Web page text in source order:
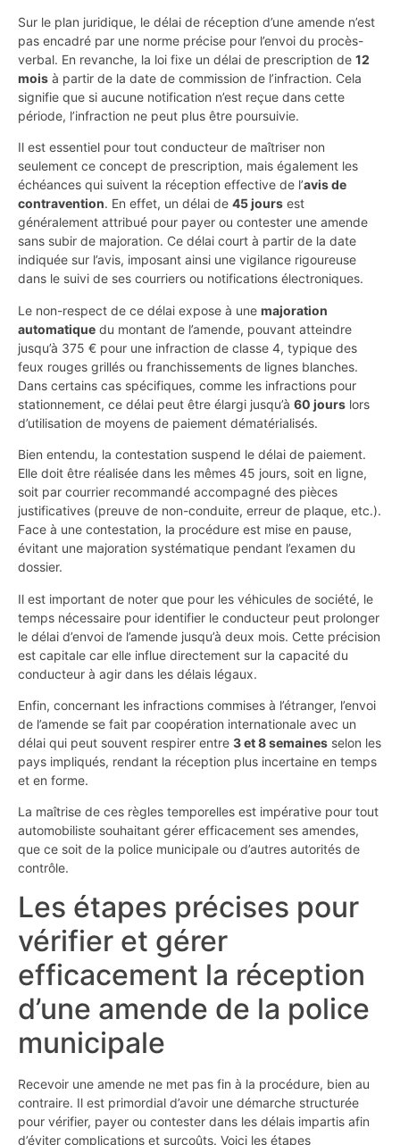
Sur le plan juridique, le délai de réception d’une amende n’est
pas encadré par une norme précise pour l’envoi du procès-
verbal. En revanche, la loi fixe un délai de prescription de 12
mois à partir de la date de commission de l’infraction. Cela
signifie que si aucune notification n’est reçue dans cette
période, l’infraction ne peut plus être poursuivie.
Il est essentiel pour tout conducteur de maîtriser non
seulement ce concept de prescription, mais également les
échéances qui suivent la réception effective de l’avis de
contravention. En effet, un délai de 45 jours est
généralement attribué pour payer ou contester une amende
sans subir de majoration. Ce délai court à partir de la date
indiquée sur l’avis, imposant ainsi une vigilance rigoureuse
dans le suivi de ses courriers ou notifications électroniques.
Le non-respect de ce délai expose à une majoration
automatique du montant de l’amende, pouvant atteindre
jusqu’à 375 € pour une infraction de classe 4, typique des
feux rouges grillés ou franchissements de lignes blanches.
Dans certains cas spécifiques, comme les infractions pour
stationnement, ce délai peut être élargi jusqu’à 60 jours lors
d’utilisation de moyens de paiement dématérialisés.
Bien entendu, la contestation suspend le délai de paiement.
Elle doit être réalisée dans les mêmes 45 jours, soit en ligne,
soit par courrier recommandé accompagné des pièces
justificatives (preuve de non-conduite, erreur de plaque, etc.).
Face à une contestation, la procédure est mise en pause,
évitant une majoration systématique pendant l’examen du
dossier.
Il est important de noter que pour les véhicules de société, le
temps nécessaire pour identifier le conducteur peut prolonger
le délai d’envoi de l’amende jusqu’à deux mois. Cette précision
est capitale car elle influe directement sur la capacité du
conducteur à agir dans les délais légaux.
Enfin, concernant les infractions commises à l’étranger, l’envoi
de l’amende se fait par coopération internationale avec un
délai qui peut souvent respirer entre 3 et 8 semaines selon les
pays impliqués, rendant la réception plus incertaine en temps
et en forme.
La maîtrise de ces règles temporelles est impérative pour tout
automobiliste souhaitant gérer efficacement ses amendes,
que ce soit de la police municipale ou d’autres autorités de
contrôle.
Les étapes précises pour
vérifier et gérer
efficacement la réception
d’une amende de la police
municipale
Recevoir une amende ne met pas fin à la procédure, bien au
contraire. Il est primordial d’avoir une démarche structurée
pour vérifier, payer ou contester dans les délais impartis afin
d’éviter complications et surcoûts. Voici les étapes